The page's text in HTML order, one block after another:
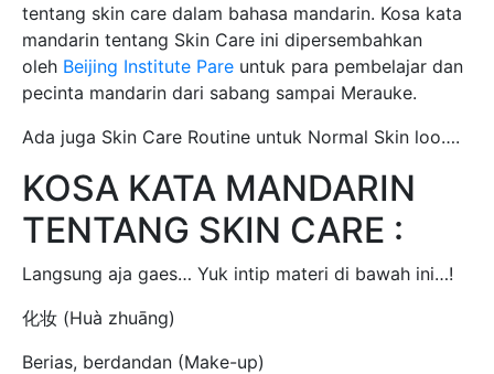
tentang skin care dalam bahasa mandarin. Kosa kata
mandarin tentang Skin Care ini dipersembahkan
oleh Beijing Institute Pare untuk para pembelajar dan
pecinta mandarin dari sabang sampai Merauke.
Ada juga Skin Care Routine untuk Normal Skin loo….
KOSA KATA MANDARIN
TENTANG SKIN CARE :
Langsung aja gaes… Yuk intip materi di bawah ini…!
化妆 (Huà zhuāng)
Berias, berdandan (Make-up)